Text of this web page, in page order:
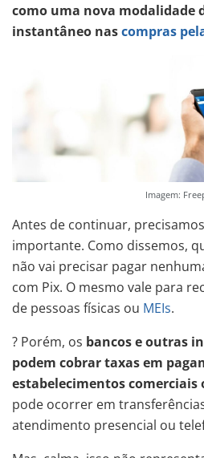
como uma nova modalidade
instantâneo nascompras
Imagem:
Antes de continuar,
importante. Como dissemos,
não vai precisar pagar
com Pix. O mesmo vale para
de pessoas físicas ou MEIs.
? Porém, os bancos e outras
podem cobrar taxas em
estabelecimentos comerciais
pode ocorrer em
atendimento presencial ou